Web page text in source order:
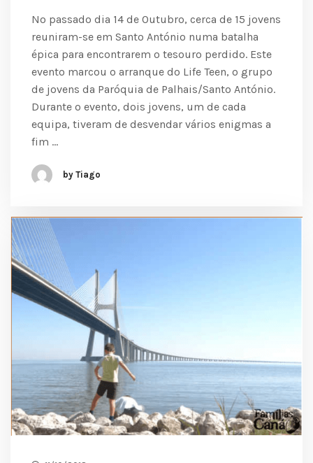
No passado dia 14 de Outubro, cerca de 15 jovens
reuniram-se em Santo António numa batalha
épica para encontrarem o tesouro perdido. Este
evento marcou o arranque do Life Teen, o grupo
de jovens da Paróquia de Palhais/Santo António.
Durante o evento, dois jovens, um de cada
equipa, tiveram de desvendar vários enigmas a
fim …
by Tiago